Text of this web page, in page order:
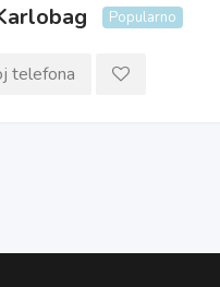
Popularno
telefona